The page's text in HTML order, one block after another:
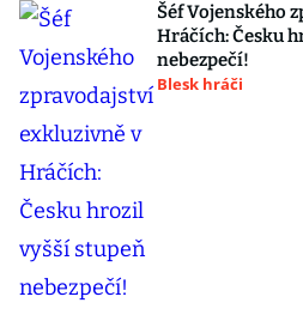
Šéf Vojenského
Hráčích: Česku
nebezpečí!
Blesk hráči